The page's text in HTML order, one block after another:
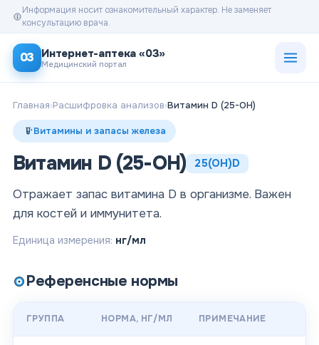
Информация носит ознакомительный характер. Не заменяет
консультацию врача.
03 Интернет-аптека «03»
Медицинский портал
Главная›Расшифровка анализов›Витамин D (25-OH)
Витамины и запасы железа
Витамин D (25-OH) 25(OH)D
Отражает запас витамина D в организме. Важен
для костей и иммунитета.
Единица измерения: нг/мл
Референсные нормы
ГРУППА НОРМА, НГ/МЛ ПРИМЕЧАНИЕ